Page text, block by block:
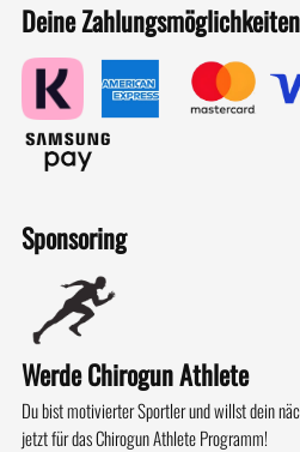
Deine Zahlungsmöglichkeiten
Sponsoring
Werde Chirogun Athlete
Du bist motivierter Sportler und willst dein
jetzt für das Chirogun Athlete Programm!